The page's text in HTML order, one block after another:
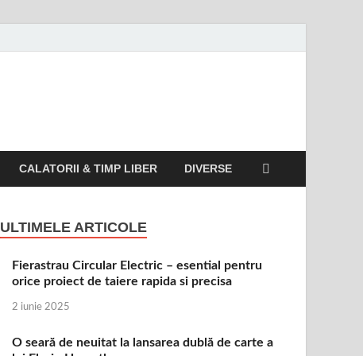
CALATORII & TIMP LIBER DIVERSE
ULTIMELE ARTICOLE
Fierastrau Circular Electric – esential pentru
orice proiect de taiere rapida si precisa
2 iunie 2025
O seară de neuitat la lansarea dublă de carte a